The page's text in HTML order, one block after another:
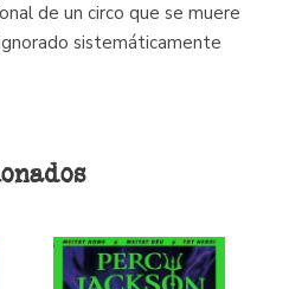
de un circo que se muere
sistemáticamente